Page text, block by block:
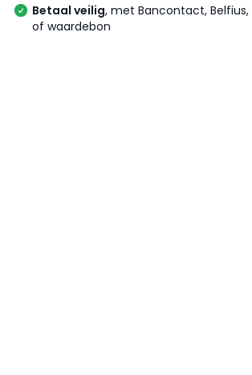
Betaal veilig, met Bancontact, Belfius,
of waardebon